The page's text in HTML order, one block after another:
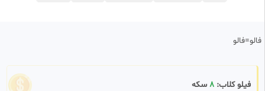
فالو=فالو
فیلو کلاب: 8 سکه